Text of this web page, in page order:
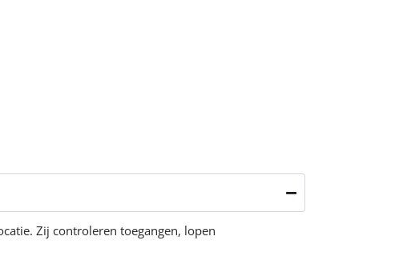
Zij controleren toegangen, lopen